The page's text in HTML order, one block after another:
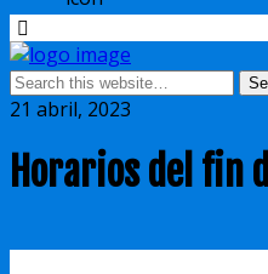
21 abril, 2023
Horarios del fin